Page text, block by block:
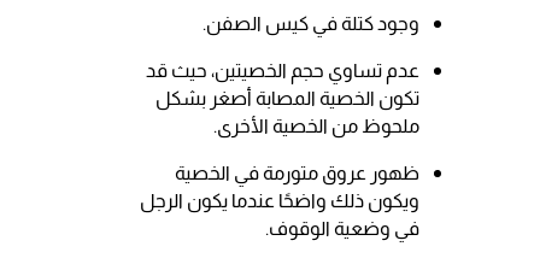
وجود كتلة في كيس الصفن.
عدم تساوي حجم الخصيتين، حيث قد
تكون الخصية المصابة أصغر بشكل
ملحوظ من الخصية الأخرى.
ظهور عروق متورمة في الخصية
ويكون ذلك واضحًا عندما يكون الرجل
في وضعية الوقوف.